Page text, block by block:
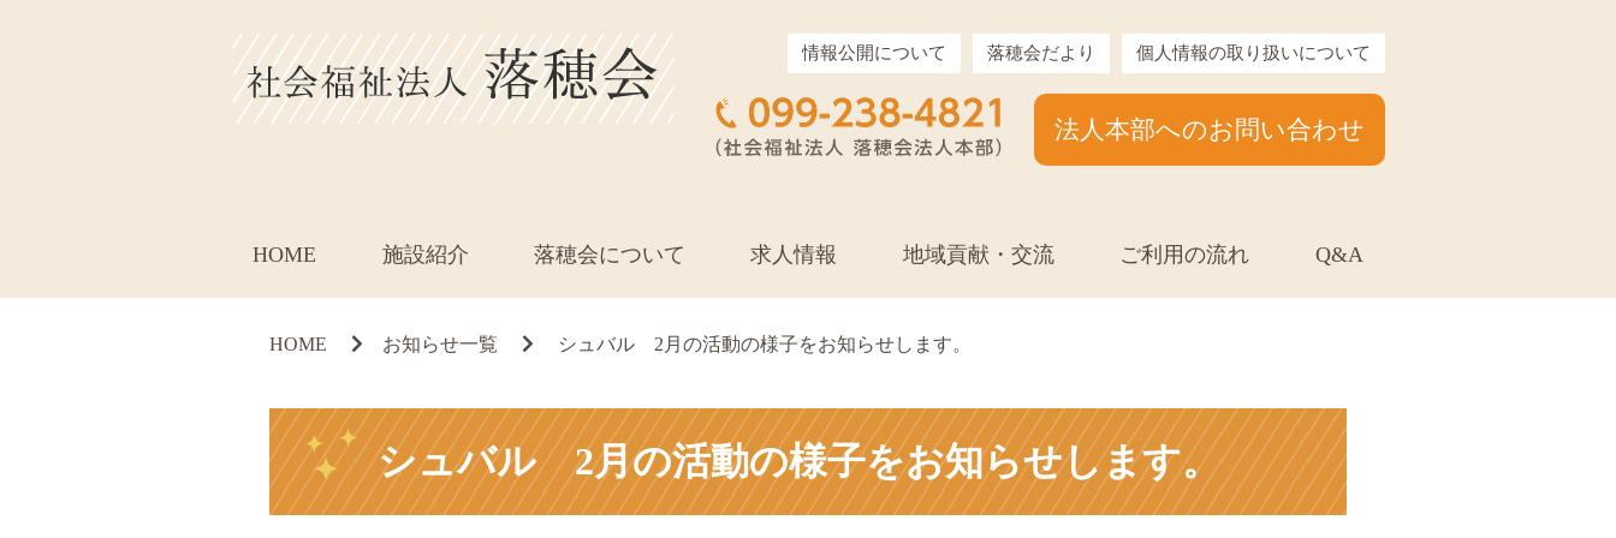
情報公開について 落穂会だより 個人情報の取り扱いについて
法人本部へのお問い合わせ
HOME 施設紹介 落穂会について 求人情報 地域貢献・交流 ご利用の流れ Q&A
HOME お知らせ一覧 シュバル 2月の活動の様子をお知らせします。
シュバル 2月の活動の様子をお知らせします。